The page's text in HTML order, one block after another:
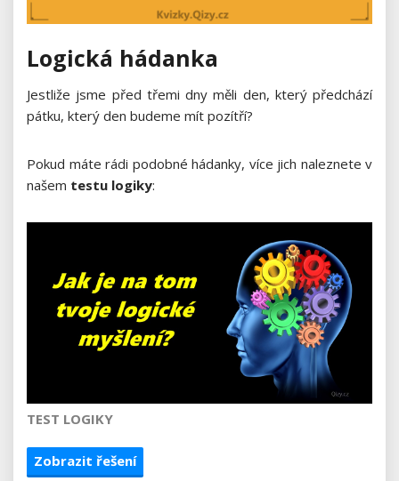
Logická hádanka
Jestliže jsme před třemi dny měli den, který předchází
pátku, který den budeme mít pozítří?
Pokud máte rádi podobné hádanky, více jich naleznete v
našem testu logiky:
TEST LOGIKY
Zobrazit řešení